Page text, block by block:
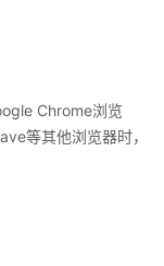
Chrome浏览
等其他浏览器时，